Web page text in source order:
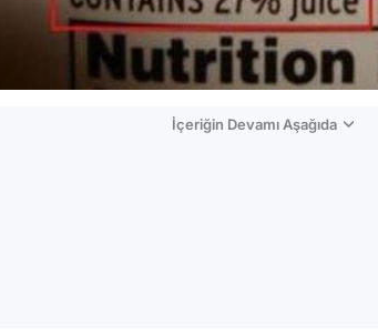
İçeriğin Devamı Aşağıda